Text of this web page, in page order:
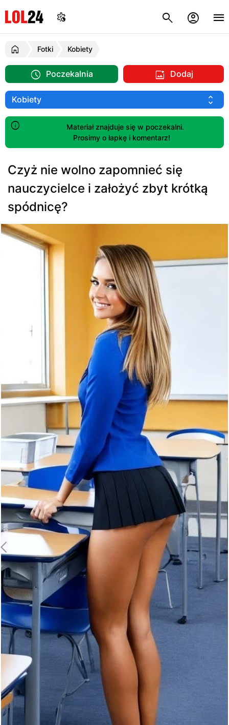
Fotki Kobiety
Poczekalnia Dodaj
Materiał znajduje się w poczekalni.
Prosimy o łapkę i komentarz!
Czyż nie wolno zapomnieć się
nauczycielce i założyć zbyt krótką
spódnicę?